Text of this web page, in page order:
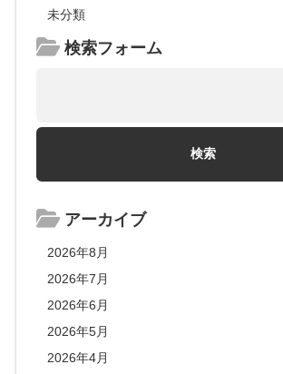
未分類
検索フォーム
アーカイブ
2026年8月
2026年7月
2026年6月
2026年5月
2026年4月